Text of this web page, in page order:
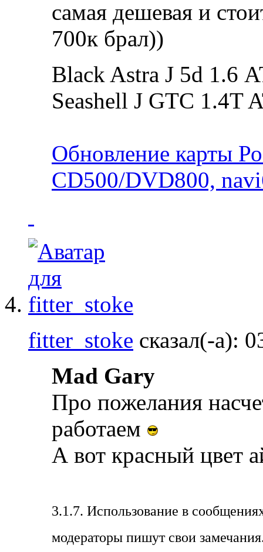
самая дешевая и
700к брал))
Black Astra J 5d 1.6
Seashell J GTC 1.4T
Обновление карты
CD500/DVD800,
fitter_stoke сказал(-а):
Mad Gary
Про пожелания
работаем
А вот красный цвет
3.1.7. Использование в
модераторы пишут свои